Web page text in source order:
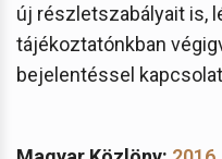
új részletszabályait is,
tájékoztatónkban
bejelentéssel